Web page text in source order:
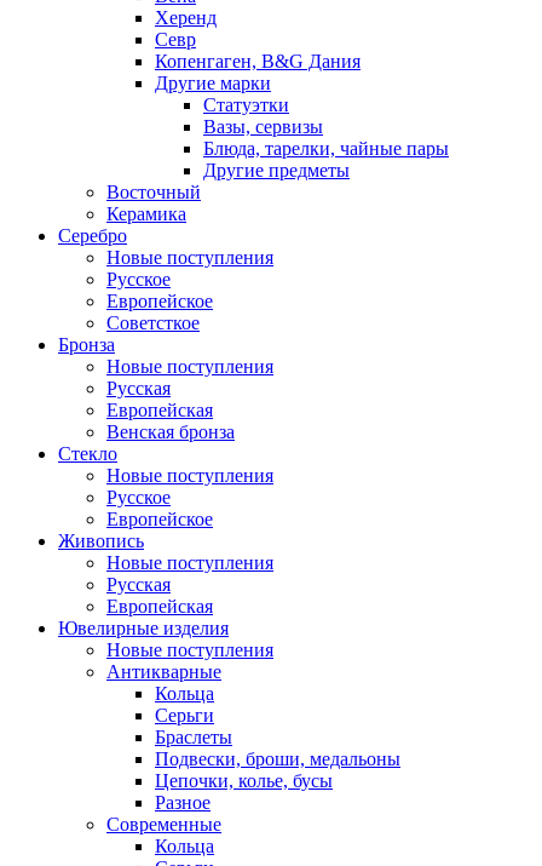
Херенд
Севр
Копенгаген, B&G Дания
Другие марки
Статуэтки
Вазы, сервизы
Блюда, тарелки, чайные пары
Другие предметы
Восточный
Керамика
Серебро
Новые поступления
Русское
Европейское
Советсткое
Бронза
Новые поступления
Русская
Европейская
Венская бронза
Стекло
Новые поступления
Русское
Европейское
Живопись
Новые поступления
Русская
Европейская
Ювелирные изделия
Новые поступления
Антикварные
Кольца
Серьги
Браслеты
Подвески, броши, медальоны
Цепочки, колье, бусы
Разное
Современные
Кольца